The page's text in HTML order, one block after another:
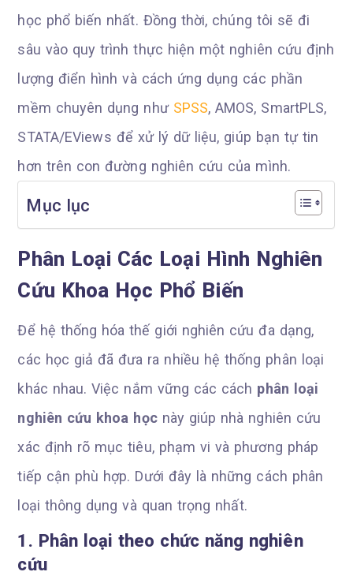
học phổ biến nhất. Đồng thời, chúng tôi sẽ đi
sâu vào quy trình thực hiện một nghiên cứu định
lượng điển hình và cách ứng dụng các phần
mềm chuyên dụng như SPSS, AMOS, SmartPLS,
STATA/EViews để xử lý dữ liệu, giúp bạn tự tin
hơn trên con đường nghiên cứu của mình.
Mục lục
Phân Loại Các Loại Hình Nghiên
Cứu Khoa Học Phổ Biến
Để hệ thống hóa thế giới nghiên cứu đa dạng,
các học giả đã đưa ra nhiều hệ thống phân loại
khác nhau. Việc nắm vững các cách phân loại
nghiên cứu khoa họcnày giúp nhà nghiên cứu
xác định rõ mục tiêu, phạm vi và phương pháp
tiếp cận phù hợp. Dưới đây là những cách phân
loại thông dụng và quan trọng nhất.
1. Phân loại theo chức năng nghiên
cứu